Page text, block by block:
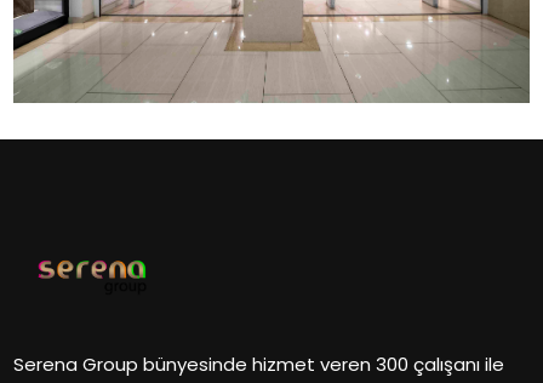
Serena Group bünyesinde hizmet veren 300 çalışanı ile